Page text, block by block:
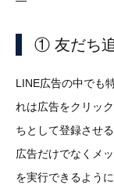
① 友だち
LINE広告の中でも
れは広告をクリッ
ちとして登録させ
広告だけでなくメ
を実行できるように